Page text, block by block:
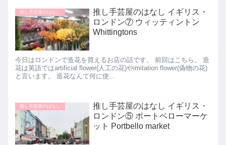
推し手芸屋のはなし
推し手芸屋のはなし イギリス・
ロンドン⑦ ウィッティントン
Whittingtons
今日はロンドンで造花を買えるお店の話です。 前回はこちら。 造
花は英語ではartificial flower(人工の花)やimitation flower(偽物の花)
と言います。 造花なんて何に使...
推し手芸屋のはなし
推し手芸屋のはなし イギリス・
ロンドン⑤ ポートベローマーケ
ット Portbello market